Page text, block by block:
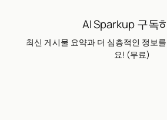
AI Sparkup 구독
최신 게시물 요약과 더 심층적인 정보
요! (무료)